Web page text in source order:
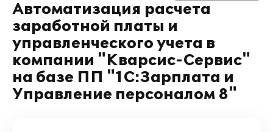
Автоматизация расчета
заработной платы и
управленческого учета в
компании "Кварсис-Сервис"
на базе ПП "1С:Зарплата и
Управление персоналом 8"